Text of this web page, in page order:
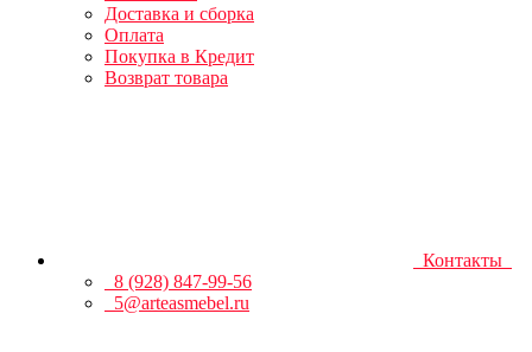
Доставка и сборка
Оплата
Покупка в Кредит
Возврат товара
Контакты
8 (928) 847-99-56
5@arteasmebel.ru